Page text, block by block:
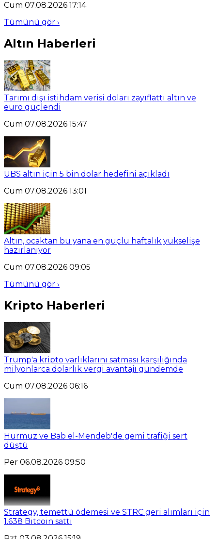
Cum 07.08.2026 17:14
Tümünü gör ›
Altın Haberleri
Tarımı dışı istihdam verisi doları zayıflattı altın ve
euro güçlendi
Cum 07.08.2026 15:47
UBS altın için 5 bin dolar hedefini açıkladı
Cum 07.08.2026 13:01
Altın, ocaktan bu yana en güçlü haftalık yükselişe
hazırlanıyor
Cum 07.08.2026 09:05
Tümünü gör ›
Kripto Haberleri
Trump'a kripto varlıklarını satması karşılığında
milyonlarca dolarlık vergi avantajı gündemde
Cum 07.08.2026 06:16
Hürmüz ve Bab el-Mendeb'de gemi trafiği sert
düştü
Per 06.08.2026 09:50
Strategy, temettü ödemesi ve STRC geri alımları için
1.638 Bitcoin sattı